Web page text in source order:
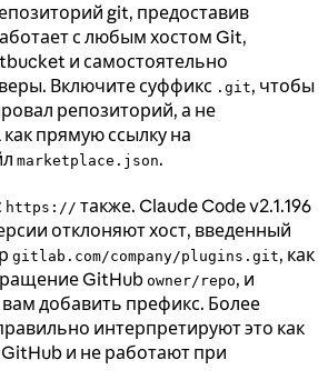
git, предоставив
с любым хостом Git,
и самостоятельно
Включите суффикс .git, чтобы
репозиторий, а не
прямую ссылку на
marketplace.json.
https:// также. Claude Code v2.1.196
отклоняют хост, введенный
gitlab.com/company/plugins.git, как
GitHub owner/repo, и
добавить префикс. Более
интерпретируют это как
и не работают при